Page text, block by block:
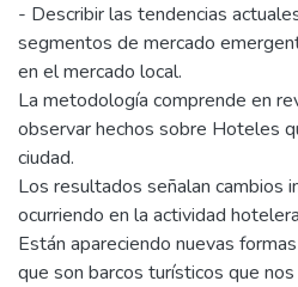
- Describir las tendencias
segmentos de mercado
en el mercado local.
La metodología comprende en
observar hechos sobre Hoteles
ciudad.
Los resultados señalan cambios
ocurriendo en la actividad
Están apareciendo nuevas
que son barcos turísticos que